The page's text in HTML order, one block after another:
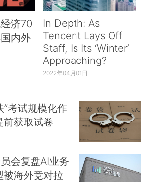
济70
内外
In Depth: As
Tencent Lays Off
Staff, Is Its ‘Winter’
Approaching?
2022年04月01日
”考试规模化作
前获取试卷
会复盘AI业务
被海外竞对拉